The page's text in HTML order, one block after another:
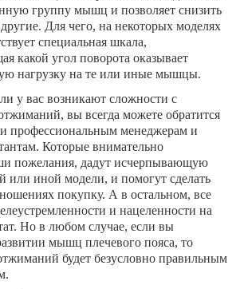
группу мышц и позволяет снизить
Для чего, на некоторых моделях
специальная шкала,
какой угол поворота оказывает
нагрузку на те или иные мышцы.
у вас возникают сложности с
вы всегда можете обратится
менеджерам и
Которые внимательно
пожелания, дадут исчерпывающую
иной модели, и помогут сделать
покупку. А в остальном, все
и нацеленности на
Но в любом случае, если вы
мышц плечевого пояса, то
будет безусловно правильным